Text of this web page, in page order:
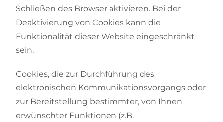
Schließen des Browser aktivieren. Bei der
Deaktivierung von Cookies kann die
Funktionalität dieser Website eingeschränkt
sein.
Cookies, die zur Durchführung des
elektronischen Kommunikationsvorgangs oder
zur Bereitstellung bestimmter, von Ihnen
erwünschter Funktionen (z.B.